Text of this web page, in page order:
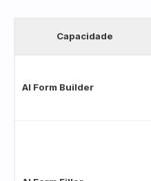
Capacidade
AI Form Builder